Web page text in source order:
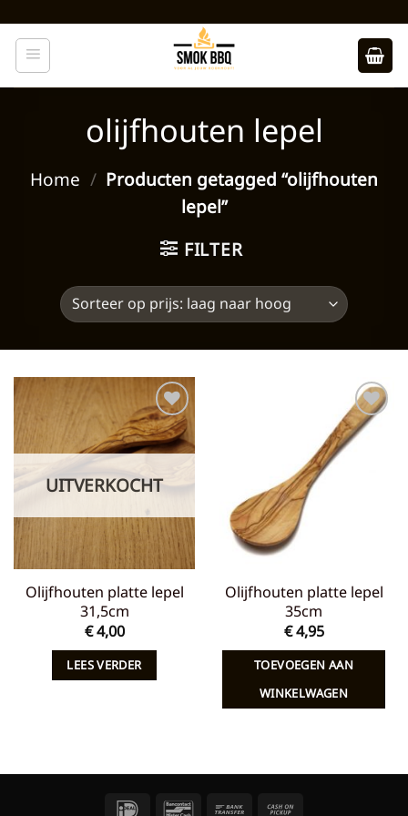
naar
inhoud
olijfhouten lepel
Home / Producten getagged “olijfhouten
lepel”
FILTER
Toevoegen
aan
UITVERKOCHT
Olijfhouten platte lepel
31,5cm
€4,00
LEES VERDER
Toevoegen
aan
verlanglijst
Olijfhouten platte lepel
35cm
€4,95
TOEVOEGEN AAN
WINKELWAGEN
IDeal Bancontact
Bank